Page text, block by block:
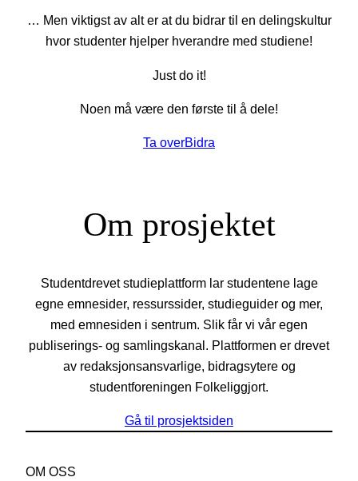
… Men viktigst av alt er at du bidrar til en delingskultur
hvor studenter hjelper hverandre med studiene!
Just do it!
Noen må være den første til å dele!
Ta overBidra
Om prosjektet
Studentdrevet studieplattform lar studentene lage
egne emnesider, ressurssider, studieguider og mer,
med emnesiden i sentrum. Slik får vi vår egen
publiserings- og samlingskanal. Plattformen er drevet
av redaksjonsansvarlige, bidragsytere og
studentforeningen Folkeliggjort.
Gå til prosjektsiden
OM OSS